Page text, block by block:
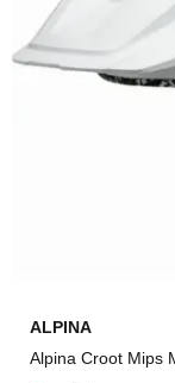
ALPINA
Alpina Croot Mips